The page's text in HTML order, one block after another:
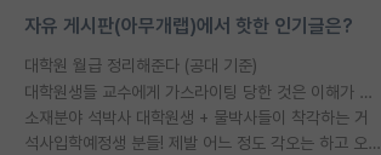
자유 게시판(아무개랩)에서 핫한 인기글은?
대학원 월급 정리해준다 (공대 기준)
대학원생들 교수에게 가스라이팅 당한 것은 이해가 갑니다. 안타깝네요.
소재분야 석박사 대학원생 + 물박사들이 착각하는 거
석사입학예정생 분들! 제발 어느 정도 각오는 하고 오세요.